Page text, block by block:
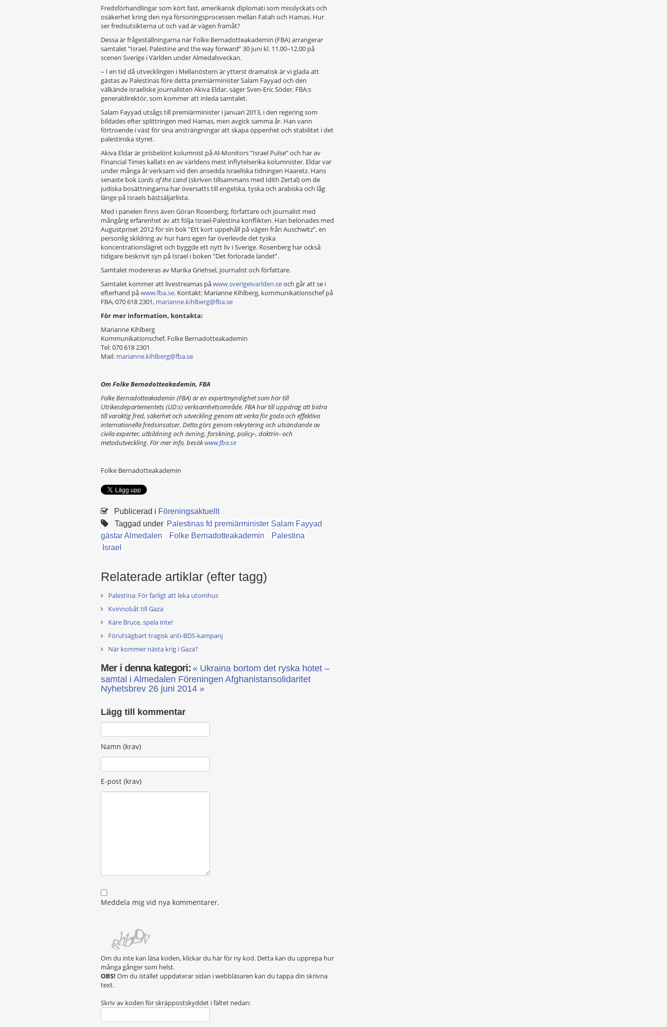
Fredsförhandlingar som kört fast, amerikansk diplomati som misslyckats och
osäkerhet kring den nya försoningsprocessen mellan Fatah och Hamas. Hur
ser fredsutsikterna ut och vad är vägen framåt?
Dessa är frågeställningarna när Folke Bernadotteakademin (FBA) arrangerar
samtalet ”Israel, Palestine and the way forward” 30 juni kl. 11.00–12.00 på
scenen Sverige i Världen under Almedalsveckan.
– I en tid då utvecklingen i Mellanöstern är ytterst dramatisk är vi glada att
gästas av Palestinas före detta premiärminister Salam Fayyad och den
välkände israeliske journalisten Akiva Eldar, säger Sven-Eric Söder, FBA:s
generaldirektör, som kommer att inleda samtalet.
Salam Fayyad utsågs till premiärminister i januari 2013, i den regering som
bildades efter splittringen med Hamas, men avgick samma år. Han vann
förtroende i väst för sina ansträngningar att skapa öppenhet och stabilitet i det
palestinska styret.
Akiva Eldar är prisbelönt kolumnist på Al-Monitors ”Israel Pulse” och har av
Financial Times kallats en av världens mest inflytelserika kolumnister. Eldar var
under många år verksam vid den ansedda israeliska tidningen Haaretz. Hans
senaste bokLords of the Land(skriven tillsammans med Idith Zertal) om de
judiska bosättningarna har översatts till engelska, tyska och arabiska och låg
länge på Israels bästsäljarlista.
Med i panelen finns även Göran Rosenberg, författare och journalist med
mångårig erfarenhet av att följa Israel-Palestina konflikten. Han belönades med
Augustpriset 2012 för sin bok ”Ett kort uppehåll på vägen från Auschwitz”, en
personlig skildring av hur hans egen far överlevde det tyska
koncentrationslägret och byggde ett nytt liv i Sverige. Rosenberg har också
tidigare beskrivit syn på Israel i boken ”Det förlorade landet”.
Samtalet modereras av Marika Griehsel, journalist och författare.
Samtalet kommer att livestreamas påwww.sverigeivarlden.seoch går att se i
efterhand påwww.fba.se. Kontakt: Marianne Kihlberg, kommunikationschef på
FBA, 070 618 2301, marianne.kihlberg@fba.se
För mer information, kontakta:
Marianne Kihlberg
Kommunikationschef, Folke Bernadotteakademin
Tel: 070 618 2301
Mail: marianne.kihlberg@fba.se
Om Folke Bernadotteakademin, FBA
Folke Bernadotteakademin (FBA) är en expertmyndighet som hör till
Utrikesdepartementets (UD:s) verksamhetsområde. FBA har till uppdrag att bidra
till varaktig fred, säkerhet och utveckling genom att verka för goda och effektiva
internationella fredsinsatser. Detta görs genom rekrytering och utsändande av
civila experter, utbildning och övning, forskning, policy-, doktrin- och
metodutveckling. För mer info, besökwww.fba.se
Folke Bernadotteakademin
Publicerad i Föreningsaktuellt
Taggad under Palestinas fd premiärminister Salam Fayyad
gästar Almedalen
Folke Bernadotteakademin
Palestina
Israel
Relaterade artiklar (efter tagg)
Palestina: För farligt att leka utomhus
Kvinnobåt till Gaza
Käre Bruce, spela inte!
Förutsägbart tragisk anti-BDS-kampanj
När kommer nästa krig i Gaza?
Mer i denna kategori: « Ukraina bortom det ryska hotet –
samtal i Almedalen Föreningen Afghanistansolidaritet
Nyhetsbrev 26 juni 2014 »
Lägg till kommentar
Namn (krav)
E-post (krav)
Meddela mig vid nya kommentarer.
Om du inte kan läsa koden, klickar du här för ny kod. Detta kan du upprepa hur
många gånger som helst.
OBS! Om du istället uppdaterar sidan i webbläsaren kan du tappa din skrivna
text.
Skriv av koden för skräppostskyddet i fältet nedan: